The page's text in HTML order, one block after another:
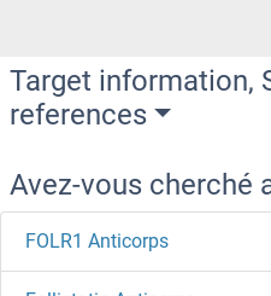
Target information,
references
Avez-vous cherché
FOLR1 Anticorps